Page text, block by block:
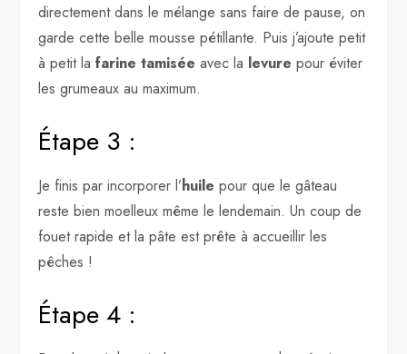
directement dans le mélange sans faire de pause, on
garde cette belle mousse pétillante. Puis j’ajoute petit
à petit lafarine tamisée avec la levure pour éviter
les grumeaux au maximum.
Étape 3 :
Je finis par incorporer l’huile pour que le gâteau
reste bien moelleux même le lendemain. Un coup de
fouet rapide et la pâte est prête à accueillir les
pêches !
Étape 4 :